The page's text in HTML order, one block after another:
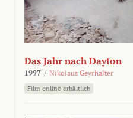
Das Jahr nach Dayton
1997 / Nikolaus Geyrhalter
Film online erhältlich